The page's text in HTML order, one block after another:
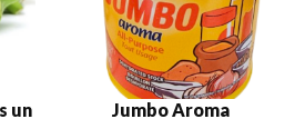
un
Jumbo Aroma